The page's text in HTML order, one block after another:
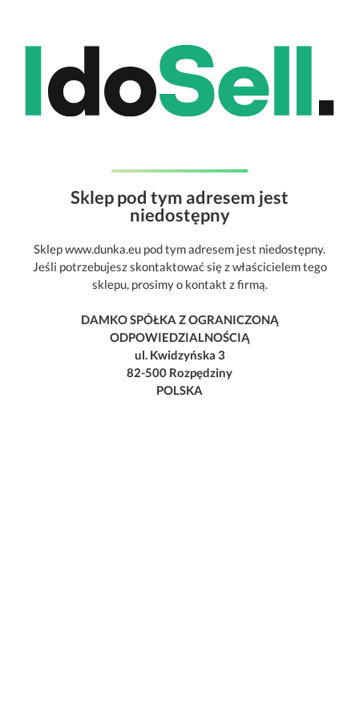
Sklep pod tym adresem jest
niedostępny
Sklep www.dunka.eu pod tym adresem jest niedostępny.
Jeśli potrzebujesz skontaktować się z właścicielem tego
sklepu, prosimy o kontakt z firmą.
DAMKO SPÓŁKA Z OGRANICZONĄ
ODPOWIEDZIALNOŚCIĄ
ul. Kwidzyńska 3
82-500 Rozpędziny
POLSKA